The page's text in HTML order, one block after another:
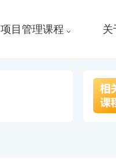
项目管理课程 关